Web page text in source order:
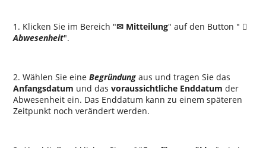
1. Klicken Sie im Bereich ✉ Mitteilung auf den Button
⃠
Abwesenheit .
2. Wählen Sie eineBegründung aus und tragen Sie das
Anfangsdatum und dasvoraussichtliche Enddatum der
Abwesenheit ein. Das Enddatum kann zu einem späteren
Zeitpunkt noch verändert werden.